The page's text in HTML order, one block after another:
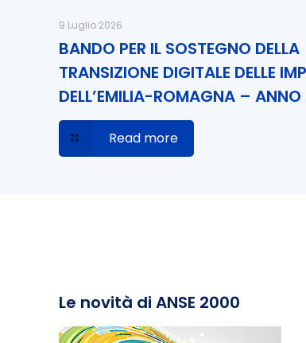
9 Luglio 2026
BANDO PER IL SOSTEGNO DELLA
TRANSIZIONE DIGITALE DELLE
DELL’EMILIA-ROMAGNA –
Read more
Le novità di ANSE 2000